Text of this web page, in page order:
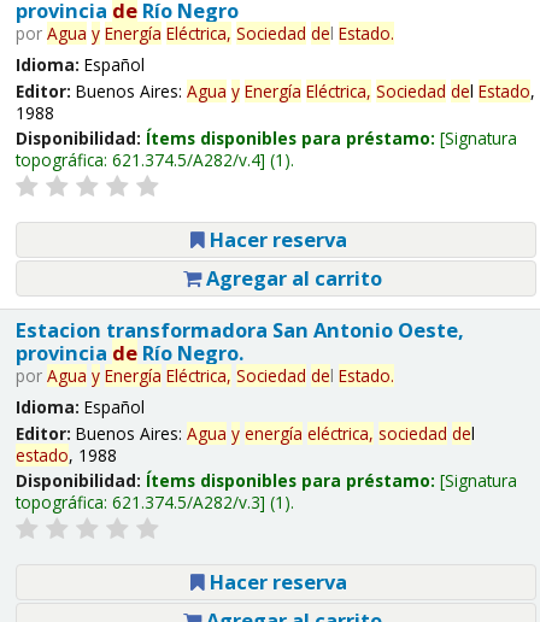
provincia deRío Negro
por Agua y Energía Eléctrica, Sociedad del Estado.
Idioma: Español
Editor: Buenos Aires: Agua y Energía Eléctrica, Sociedad del Estado,
1988
Disponibilidad: Ítems disponibles para préstamo: Signatura
topográfica: 621.374.5/A282/v.4 (1).
Hacer reserva
Agregar al carrito
Estacion transformadora San Antonio Oeste,
provincia deRío Negro.
por Agua y Energía Eléctrica, Sociedad del Estado.
Idioma: Español
Editor: Buenos Aires: Agua y energía eléctrica, sociedad del
estado, 1988
Disponibilidad: Ítems disponibles para préstamo: Signatura
topográfica: 621.374.5/A282/v.3 (1).
Hacer reserva